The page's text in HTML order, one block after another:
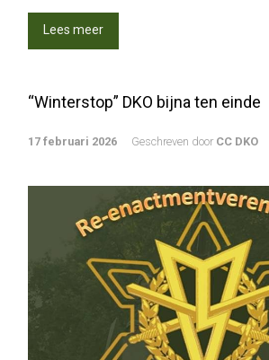
Lees meer
“Winterstop” DKO bijna ten einde
17 februari 2026 Geschreven door CC DKO